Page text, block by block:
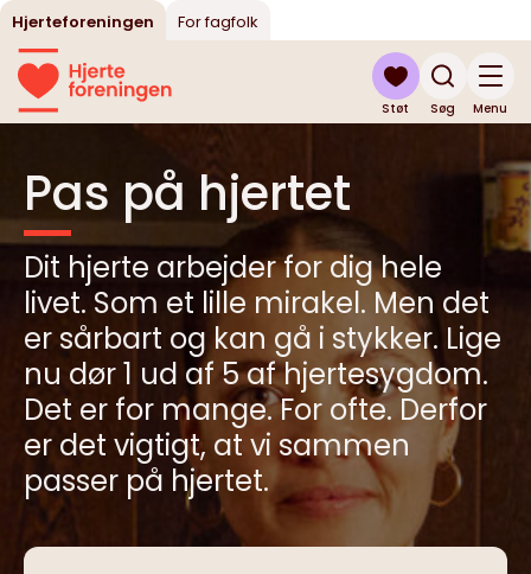
Hjerteforeningen For fagfolk
Søg
Støt Menu
Pas på hjertet
Dit hjerte arbejder for dig hele
livet. Som et lille mirakel. Men det
er sårbart og kan gå i stykker. Lige
nu dør 1 ud af 5 af hjertesygdom.
Det er for mange. For ofte. Derfor
er det vigtigt, at vi sammen
passer på hjertet.